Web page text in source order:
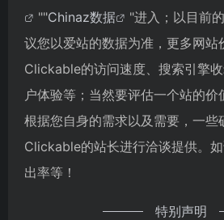
""Chinaz数据
"进入；以目前
议您以爱站的数据为准，更多网站
Clickable的访问速度、搜索引擎
户体验等；当然要评估一个站的
根据您自身的需求以及需要，一些
Clickable的站长进行洽谈提供。
出率等！
特别声明